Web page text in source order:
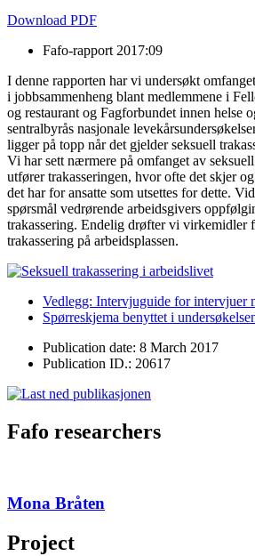
Download PDF
Fafo-rapport 2017:09
I denne rapporten har vi undersøkt
i jobbsammenheng blant medlemmene i
og restaurant og Fagforbundet innen helse
sentralbyrås nasjonale
ligger på topp når det gjelder seksuell
Vi har sett nærmere på omfanget av
utfører trakasseringen, hvor ofte det skjer
det har for ansatte som utsettes for dette.
spørsmål vedrørende arbeidsgivers
trakassering. Endelig drøfter vi virkemidler
trakassering på arbeidsplassen.
Vedlegg: Intervjuguide for intervjuer
Spørreskjema benyttet i
Publication date: 8 March 2017
Publication ID.: 20617
Fafo researchers
Mona Bråten
Project